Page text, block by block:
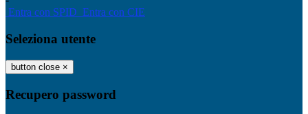
Entra con SPID Entra con CIE
Seleziona utente
button close ×
Recupero password